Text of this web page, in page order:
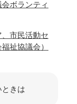
ボランティ
市民活動セ
祉協議会）
ときは